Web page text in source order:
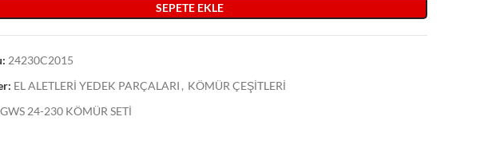
SEPETE EKLE
24230C2015
EL ALETLERİ YEDEK PARÇALARI , KÖMÜR ÇEŞİTLERİ
GWS 24-230 KÖMÜR SETİ